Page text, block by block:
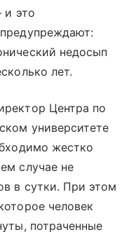
и это
недосып
лет.
Центра по
университете
жестко
случае не
в сутки. При этом
человек
потраченные